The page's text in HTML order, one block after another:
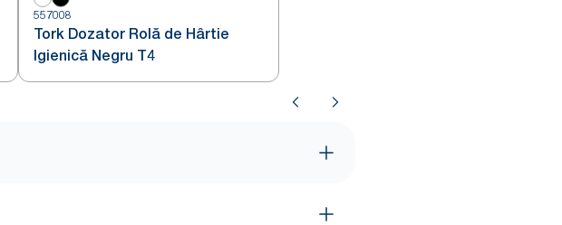
557008
Tork Dozator Rolă de Hârtie
Igienică Negru T4